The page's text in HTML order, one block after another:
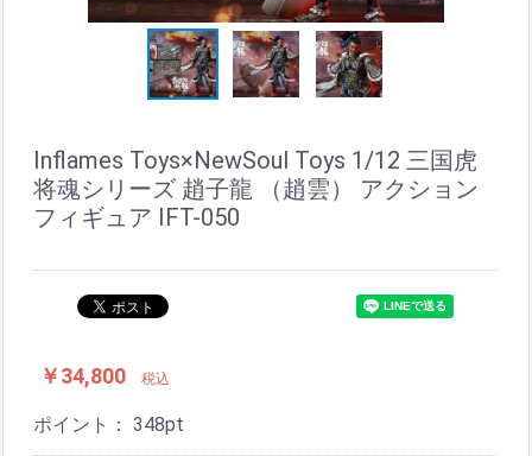
Inflames Toys×NewSoul Toys 1/12 三国虎
将魂シリーズ 趙子龍 （趙雲） アクション
フィギュア IFT-050
￥34,800 税込
ポイント： 348pt